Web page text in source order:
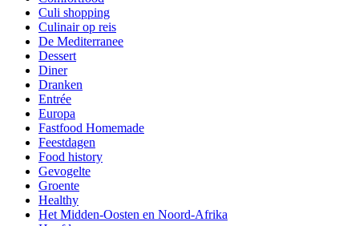
Culi shopping
Culinair op reis
De Mediterranee
Dessert
Diner
Dranken
Entrée
Europa
Fastfood Homemade
Feestdagen
Food history
Gevogelte
Groente
Healthy
Het Midden-Oosten en Noord-Afrika